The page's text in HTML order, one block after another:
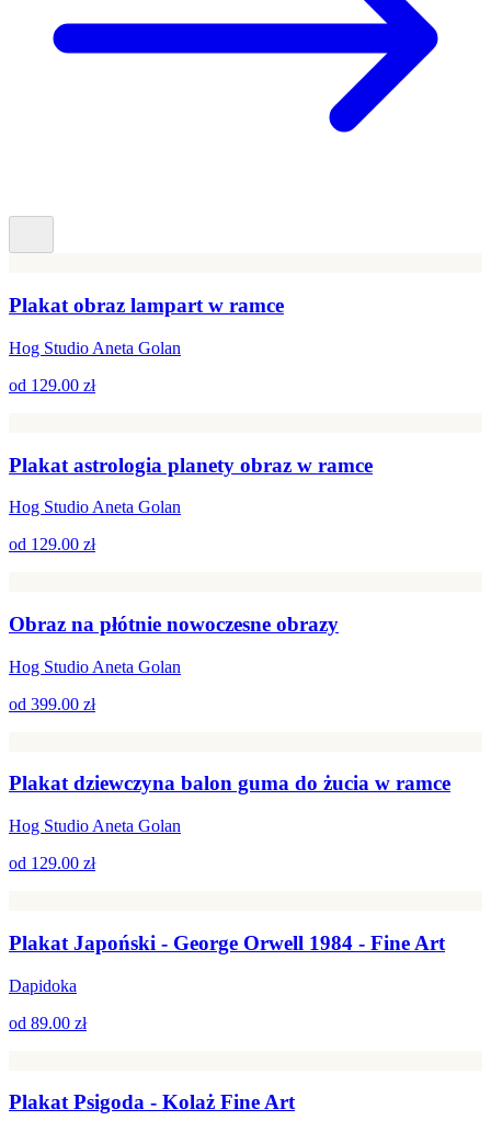
Plakat obraz lampart w ramce
Hog Studio Aneta Golan
od 129.00 zł
Plakat astrologia planety obraz w ramce
Hog Studio Aneta Golan
od 129.00 zł
Obraz na płótnie nowoczesne obrazy
Hog Studio Aneta Golan
od 399.00 zł
Plakat dziewczyna balon guma do żucia w ramce
Hog Studio Aneta Golan
od 129.00 zł
Plakat Japoński - George Orwell 1984 - Fine Art
Dapidoka
od 89.00 zł
Plakat Psigoda - Kolaż Fine Art